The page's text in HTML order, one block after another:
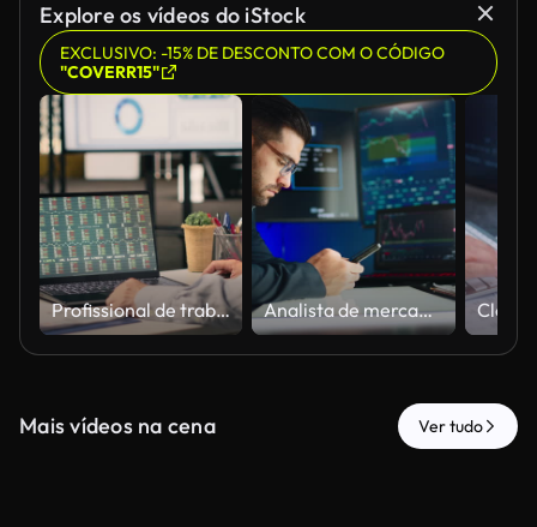
Explore os vídeos do iStock
EXCLUSIVO: -15% DE DESCONTO COM O CÓDIGO
"COVERR15"
Profissional de trabalho, informações de negócios, dados visuais no escritório, painel de análise Analista de mercado de ações.
Mais vídeos na cena Ver tudo